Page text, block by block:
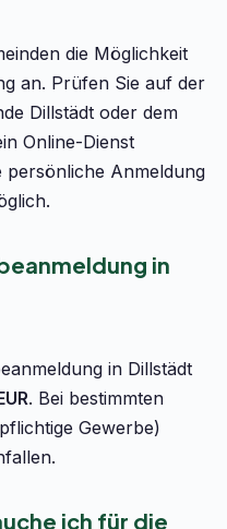
die Möglichkeit
an. Prüfen Sie auf der
Dillstädt oder dem
Online-Dienst
Anmeldung
in
in Dillstädt
. Bei bestimmten
Gewerbe)
ich für die